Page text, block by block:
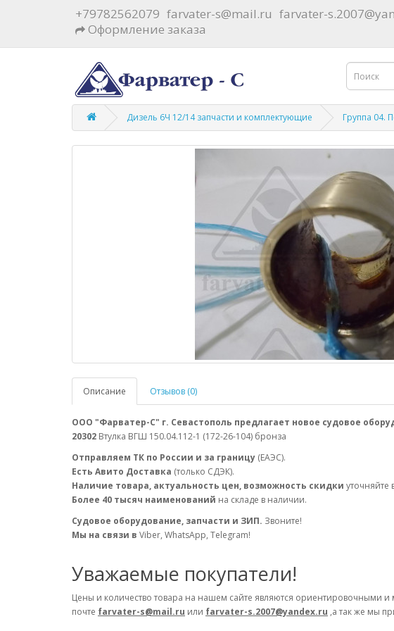
+79782562079 farvater-s@mail.ru farvater-
Оформление заказа
Дизель 6Ч 12/14 запчасти и комплектующие Группа 04.
Описание Отзывов (0)
ООО "Фарватер-С" г. Севастополь предлагает новое судовое
20302 Втулка ВГШ 150.04.112-1 (172-26-104) бронза
Отправляем ТК по России и за границу (ЕАЭС).
Есть Авито Доставка (только СДЭК).
Наличие товара, актуальность цен, возможность скидки уточняйте
Более 40 тысяч наименований на складе в наличии.
Судовое оборудование, запчасти и ЗИП. Звоните!
Мы на связи в Viber, WhatsApp, Telegram!
Уважаемые покупатели!
Цены и количество товара на нашем сайте являются ориентировочными
почте farvater-s@mail.ru или farvater-s.2007@yandex.ru ,а так же мы